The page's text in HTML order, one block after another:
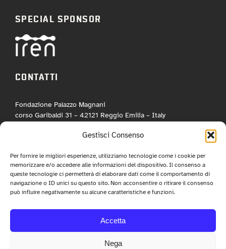
Gestisci Consenso
Per fornire le migliori esperienze, utilizziamo tecnologie come i cookie per
memorizzare e/o accedere alle informazioni del dispositivo. Il consenso a
queste tecnologie ci permetterà di elaborare dati come il comportamento di
navigazione o ID unici su questo sito. Non acconsentire o ritirare il consenso
può influire negativamente su alcune caratteristiche e funzioni.
Accetta
Nega
SPECIAL SPONSOR
CONTATTI
Fondazione Palazzo Magnani
corso Garibaldi 31 – 42121 Reggio Emilia – Italy
info@fotografiaeuropea.it
NEWSLETTER